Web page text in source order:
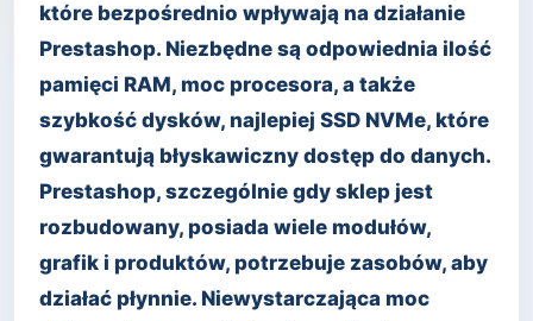
które bezpośrednio wpływają na działanie
Prestashop. Niezbędne są odpowiednia ilość
pamięci RAM, moc procesora, a także
szybkość dysków, najlepiej SSD NVMe, które
gwarantują błyskawiczny dostęp do danych.
Prestashop, szczególnie gdy sklep jest
rozbudowany, posiada wiele modułów,
grafik i produktów, potrzebuje zasobów, aby
działać płynnie. Niewystarczająca moc